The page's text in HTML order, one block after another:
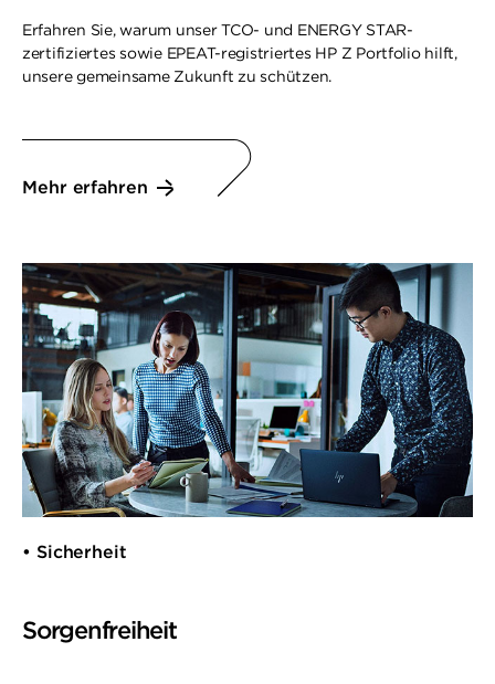
Erfahren Sie, warum unser TCO- und ENERGY STAR-
zertifiziertes sowie EPEAT-registriertes HP Z Portfolio hilft,
unsere gemeinsame Zukunft zu schützen.
Mehr erfahren
• Sicherheit
Sorgenfreiheit